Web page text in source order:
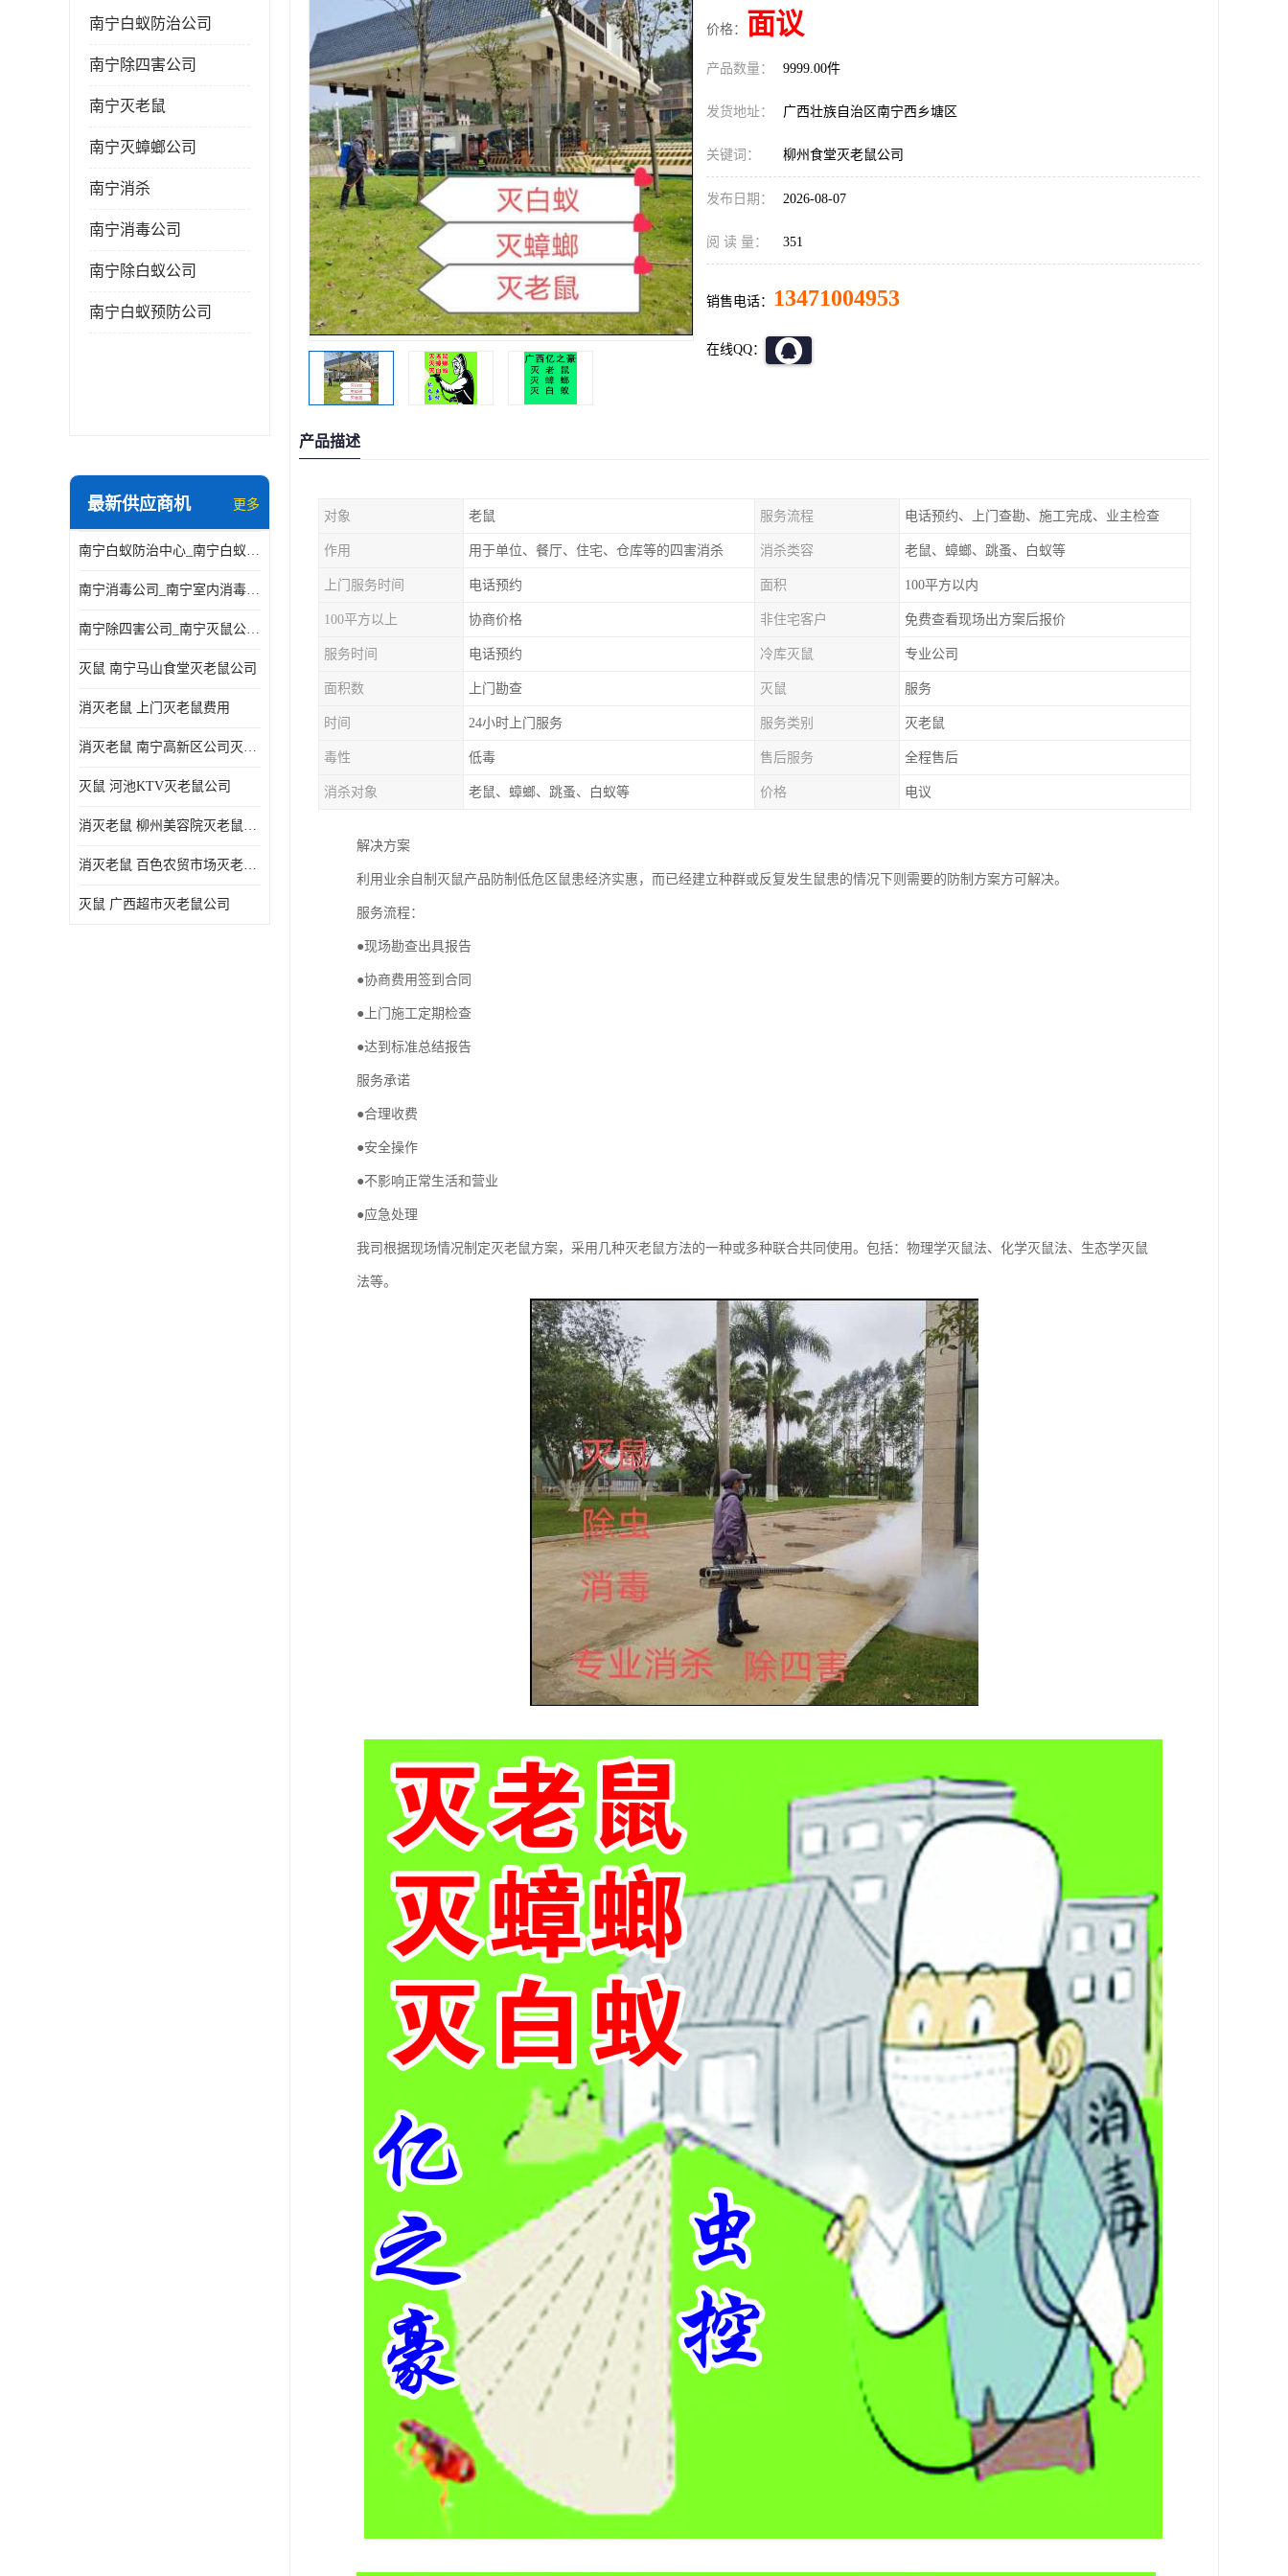
南宁白蚁防治公司
南宁除四害公司
南宁灭老鼠
南宁灭蟑螂公司
南宁消杀
南宁消毒公司
南宁除白蚁公司
南宁白蚁预防公司
最新供应商机 更多
南宁白蚁防治中心_南宁白蚁防治所电话_南宁白蚁防治公司
南宁消毒公司_南宁室内消毒_南宁室内消毒公司
南宁除四害公司_南宁灭鼠公司_南宁杀虫公司
灭鼠 南宁马山食堂灭老鼠公司
消灭老鼠 上门灭老鼠费用
消灭老鼠 南宁高新区公司灭老鼠
灭鼠 河池KTV灭老鼠公司
消灭老鼠 柳州美容院灭老鼠费用
消灭老鼠 百色农贸市场灭老鼠公司
灭鼠 广西超市灭老鼠公司
价格： 面议
产品数量： 9999.00件
发货地址： 广西壮族自治区南宁西乡塘区
关键词： 柳州食堂灭老鼠公司
发布日期： 2026-08-07
阅 读 量： 351
销售电话： 13471004953
在线QQ：
产品描述
对象 老鼠 服务流程 电话预约、上门查勘、施工完成、业主检查
作用 用于单位、餐厅、住宅、仓库等的四害消杀 消杀类容 老鼠、蟑螂、跳蚤、白蚁等
上门服务时间 电话预约 面积 100平方以内
100平方以上 协商价格 非住宅客户 免费查看现场出方案后报价
服务时间 电话预约 冷库灭鼠 专业公司
面积数 上门勘查 灭鼠 服务
时间 24小时上门服务 服务类别 灭老鼠
毒性 低毒 售后服务 全程售后
消杀对象 老鼠、蟑螂、跳蚤、白蚁等 价格 电议
解决方案
利用业余自制灭鼠产品防制低危区鼠患经济实惠，而已经建立种群或反复发生鼠患的情况下则需要的防制方案方可解决。
服务流程：
●现场勘查出具报告
●协商费用签到合同
●上门施工定期检查
●达到标准总结报告
服务承诺
●合理收费
●安全操作
●不影响正常生活和营业
●应急处理
我司根据现场情况制定灭老鼠方案，采用几种灭老鼠方法的一种或多种联合共同使用。包括：物理学灭鼠法、化学灭鼠法、生态学灭鼠
法等。